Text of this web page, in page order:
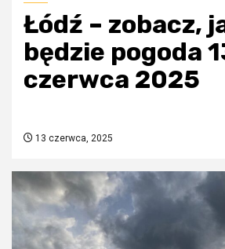
Łódź – zobacz,
będzie pogoda
czerwca 2025
13 czerwca, 2025